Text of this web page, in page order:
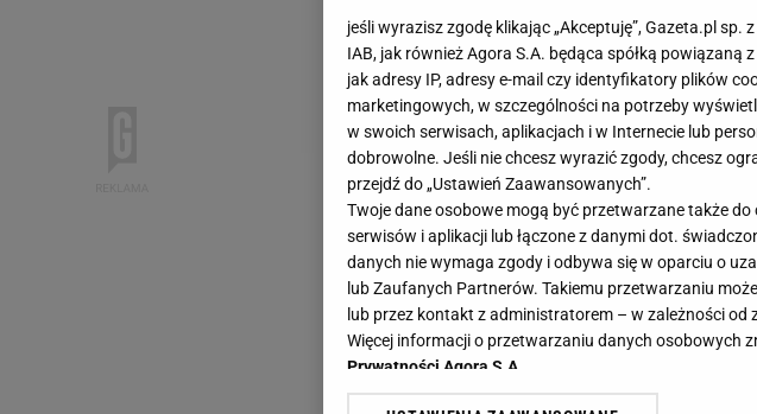
jeśli wyrazisz zgodę klikając „Akceptuję”, Gazeta.pl sp.
IAB, jak również Agora S.A. będąca spółką
jak adresy IP, adresy e-mail czy identyfikatory plików
marketingowych, w szczególności na potrzeby
w swoich serwisach, aplikacjach i w Internecie lub
dobrowolne. Jeśli nie chcesz wyrazić zgody, chcesz
przejdź do „Ustawień Zaawansowanych”.
Twoje dane osobowe mogą być przetwarzane także
serwisów i aplikacji lub łączone z danymi dot.
danych nie wymaga zgody i odbywa się w oparciu o
lub Zaufanych Partnerów. Takiemu przetwarzaniu
lub przez kontakt z administratorem – w zależności
Więcej informacji o przetwarzaniu danych osobowych
Prywatności Agora S.A.